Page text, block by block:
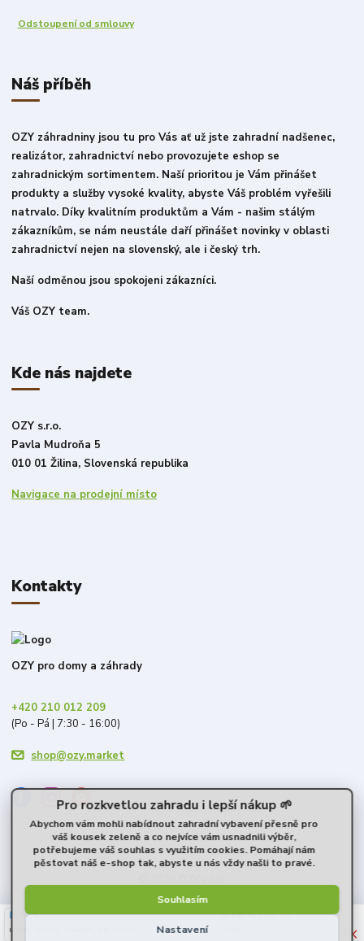
Odstoupení od smlouvy
Náš příběh
OZY záhradniny jsou tu pro Vás ať už jste zahradní nadšenec,
realizátor, zahradnictví nebo provozujete eshop se
zahradnickým sortimentem. Naší prioritou je Vám přinášet
produkty a služby vysoké kvality, abyste Váš problém vyřešili
natrvalo. Díky kvalitním produktům a Vám - našim stálým
zákazníkům, se nám neustále daří přinášet novinky v oblasti
zahradnictví nejen na slovenský, ale i český trh.
Naší odměnou jsou spokojeni zákazníci.
Váš OZY team.
Kde nás najdete
OZY s.r.o.
Pavla Mudroňa 5
010 01 Žilina, Slovenská republika
Navigace na prodejní místo
Kontakty
OZY pro domy a záhrady
+420 210 012 209
(Po - Pá | 7:30 - 16:00)
shop@ozy.market
Pro rozkvetlou zahradu i lepší nákup 🌱
Abychom vám mohli nabídnout zahradní vybavení přesně pro
váš kousek zeleně a co nejvíce vám usnadnili výběr,
potřebujeme váš souhlas s využitím cookies. Pomáhají nám
pěstovat náš e-shop tak, abyste u nás vždy našli to pravé.
Nastavení
Souhlasím
×
40 %★★☆☆☆ 6. srpna
uvádí, že mají skladem, ale nemají
100 %★★★★★